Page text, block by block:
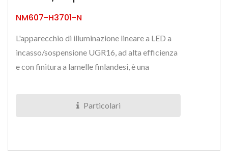
NM607-H3701-N
L'apparecchio di illuminazione lineare a LED a
incasso/sospensione UGR16, ad alta efficienza
e con finitura a lamelle finlandesi, è una
Particolari